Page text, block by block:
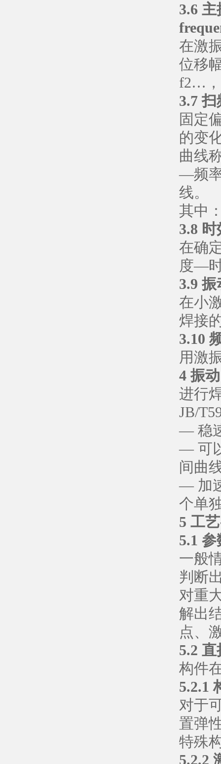
3.6
在激
位移
f2…，
3.7
固定
的变
曲线
—频
线。
其中
3.8
在确
度—
3.9
在小
焊接
3.10
用激
4 振
进行
JB/
— 稳
— 可
间曲
— 加
个单
5 工
5.1
一般
判断
对重
解出
点、
5.2
构件
5.2.1
对于
置弹
特殊
5.2.2